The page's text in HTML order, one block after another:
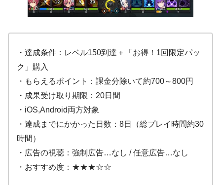
・達成条件：レベル150到達＋「お得！1回限定パッ
ク」購入
・もらえるポイント：課金分除いて約700～800円
・成果受け取り期限：20日間
・iOS,Android両方対象
・達成までにかかった日数：8日（総プレイ時間約30
時間）
・広告の視聴：強制広告…なし / 任意広告…なし
・おすすめ度：★★★☆☆